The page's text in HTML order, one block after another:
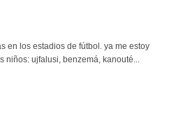
en los estadios de fútbol. ya me estoy
niños: ujfalusi, benzemá, kanouté...